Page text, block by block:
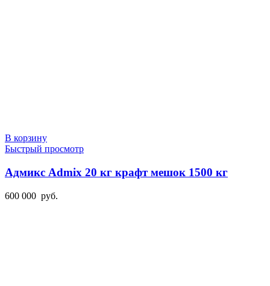
В корзину
Быстрый просмотр
Адмикс Admix 20 кг крафт мешок 1500 кг
600 000 руб.